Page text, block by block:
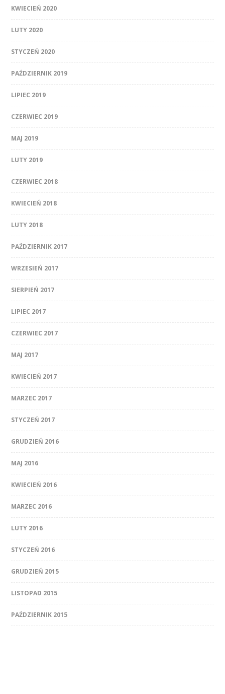
KWIECIEŃ 2020
LUTY 2020
STYCZEŃ 2020
PAŹDZIERNIK 2019
LIPIEC 2019
CZERWIEC 2019
MAJ 2019
LUTY 2019
CZERWIEC 2018
KWIECIEŃ 2018
LUTY 2018
PAŹDZIERNIK 2017
WRZESIEŃ 2017
SIERPIEŃ 2017
LIPIEC 2017
CZERWIEC 2017
MAJ 2017
KWIECIEŃ 2017
MARZEC 2017
STYCZEŃ 2017
GRUDZIEŃ 2016
MAJ 2016
KWIECIEŃ 2016
MARZEC 2016
LUTY 2016
STYCZEŃ 2016
GRUDZIEŃ 2015
LISTOPAD 2015
PAŹDZIERNIK 2015